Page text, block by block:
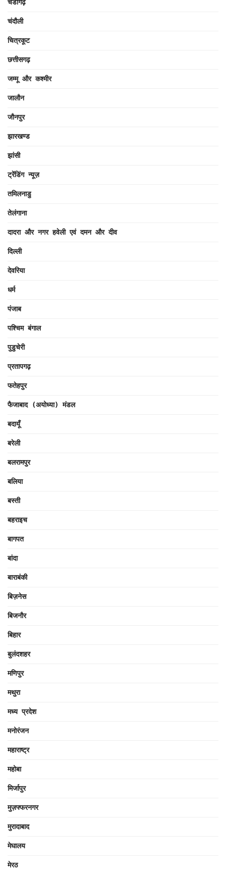
चंडीगढ़
चंदौली
चित्रकूट
छत्तीसगढ़
जम्मू और कश्मीर
जालौन
जौनपुर
झारखण्ड
झांसी
ट्रेंडिंग न्यूज़
तमिलनाडु
तेलंगाना
दादरा और नगर हवेली एवं दमन और दीव
दिल्ली
देवरिया
धर्म
पंजाब
पश्चिम बंगाल
पुडुचेरी
प्रतापगढ़
फतेहपुर
फैजाबाद (अयोध्या) मंडल
बदायूँ
बरेली
बलरामपुर
बलिया
बस्ती
बहराइच
बागपत
बांदा
बाराबंकी
बिज़नेस
बिजनौर
बिहार
बुलंदशहर
मणिपुर
मथुरा
मध्य प्रदेश
मनोरंजन
महाराष्ट्र
महोबा
मिर्जापुर
मुज़फ्फरनगर
मुरादाबाद
मेघालय
मेरठ